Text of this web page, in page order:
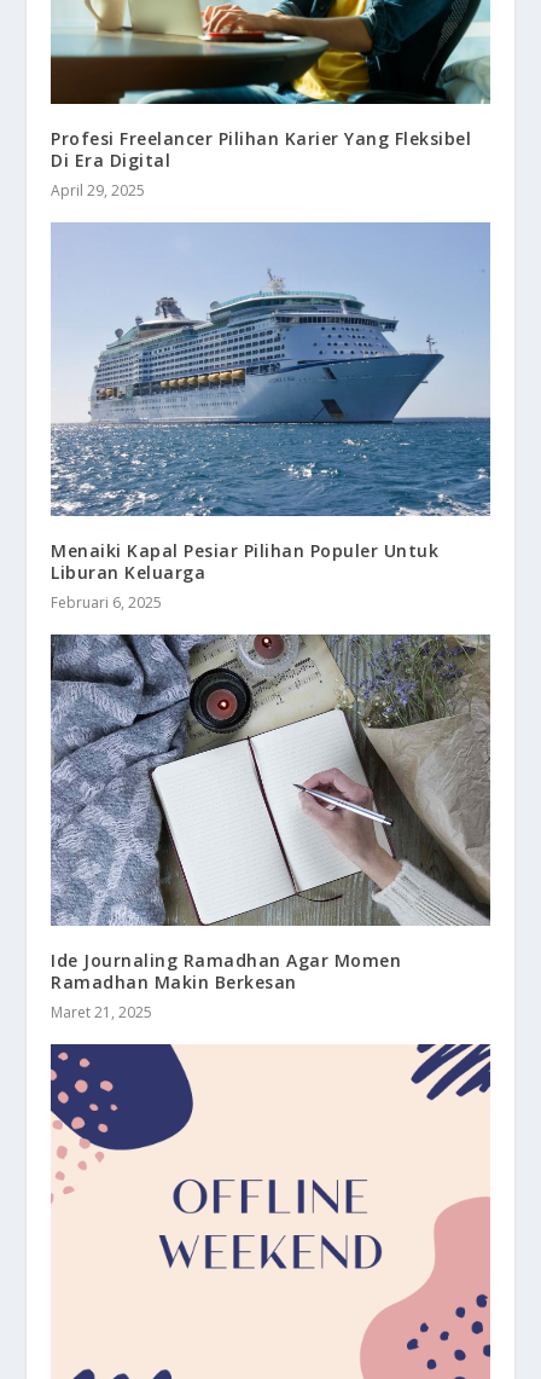
Profesi Freelancer Pilihan Karier Yang Fleksibel
Di Era Digital
April 29, 2025
Menaiki Kapal Pesiar Pilihan Populer Untuk
Liburan Keluarga
Februari 6, 2025
Ide Journaling Ramadhan Agar Momen
Ramadhan Makin Berkesan
Maret 21, 2025